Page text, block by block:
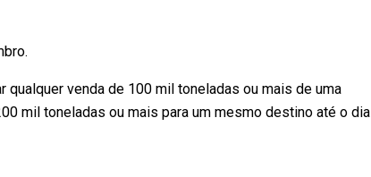
venda de 100 mil toneladas ou mais de uma
mil toneladas ou mais para um mesmo destino até o dia